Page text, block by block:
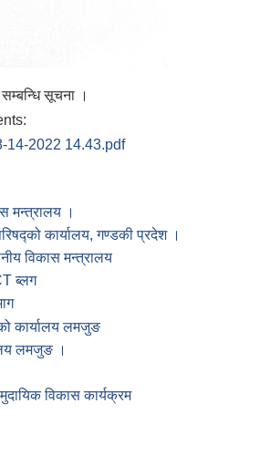
सम्बन्धि सूचना ।
14-2022 14.43.pdf
मन्त्रालय ।
कार्यालय, गण्डकी प्रदेश ।
विकास मन्त्रालय
ब्लग
कार्यालय लमजुङ
लमजुङ ।
विकास कार्यक्रम